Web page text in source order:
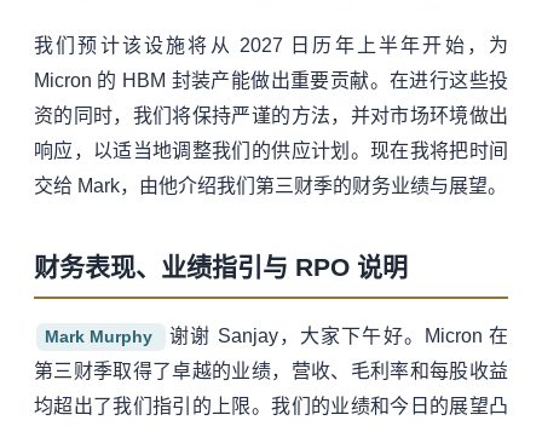
我们预计该设施将从 2027 日历年上半年开始，为
Micron 的 HBM 封装产能做出重要贡献。在进行这些投
资的同时，我们将保持严谨的方法，并对市场环境做出
响应，以适当地调整我们的供应计划。现在我将把时间
交给 Mark，由他介绍我们第三财季的财务业绩与展望。
财务表现、业绩指引与 RPO 说明
Mark Murphy
谢谢 Sanjay，大家下午好。Micron 在
第三财季取得了卓越的业绩，营收、毛利率和每股收益
均超出了我们指引的上限。我们的业绩和今日的展望凸